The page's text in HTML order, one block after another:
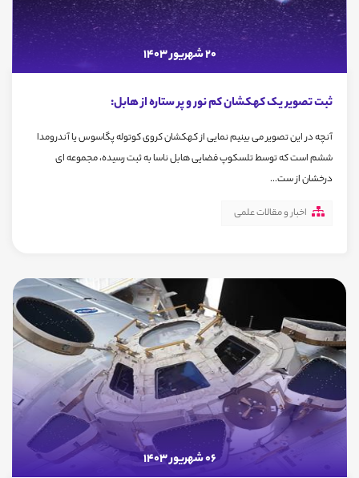
20 شهریور 1403
ثبت تصویر یک کهکشان کم نور و پر ستاره از هابل:
آنچه در این تصویر می بینیم نمایی از کهکشان کروی کوتوله پگاسوس یا آندرومدا
ششم است که توسط تلسکوپ فضایی هابل ناسا به ثبت رسیده، مجموعه ای
درخشان از ست...
اخبار و مقالات علمی
06 شهریور 1403